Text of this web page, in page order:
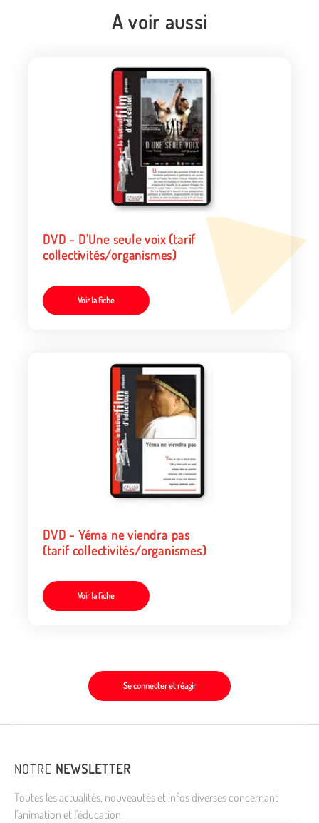
A voir aussi
DVD - D'Une seule voix (tarif
collectivités/organismes)
Voir la fiche
DVD - Yéma ne viendra pas
(tarif collectivités/organismes)
Voir la fiche
Se connecter et réagir
NOTRE NEWSLETTER
Toutes les actualités, nouveautés et infos diverses concernant
l'animation et l'éducation